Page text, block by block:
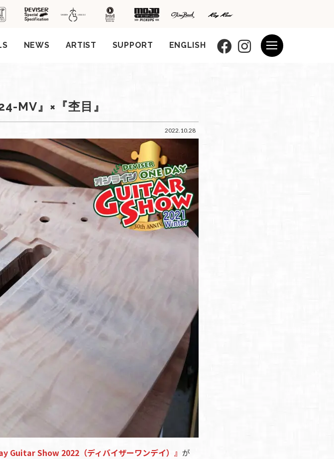
NEWS ARTIST SUPPORT ENGLISH
2022.10.28
MV』×『杢目』
Guitar Show 2022（ディバイザーワンデイ）』 が